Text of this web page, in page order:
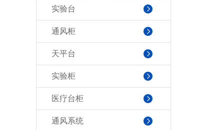
实验台
通风柜
天平台
实验柜
医疗台柜
通风系统